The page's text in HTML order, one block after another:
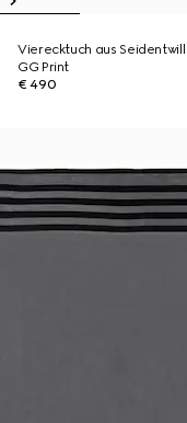
Vierecktuch aus
GG Print
€ 490